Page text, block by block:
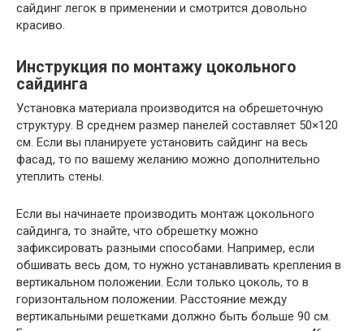
сайдинг легок в применении и смотрится довольно
красиво.
Инструкция по монтажу цокольного
сайдинга
Установка материала производится на обрешеточную
структуру. В среднем размер панелей составляет 50×120
см. Если вы планируете установить сайдинг на весь
фасад, то по вашему желанию можно дополнительно
утеплить стены.
Если вы начинаете производить монтаж цокольного
сайдинга, то знайте, что обрешетку можно
зафиксировать разными способами. Например, если
обшивать весь дом, то нужно устанавливать крепления в
вертикальном положении. Если только цоколь, то в
горизонтальном положении. Расстояние между
вертикальными решетками должно быть больше 90 см.